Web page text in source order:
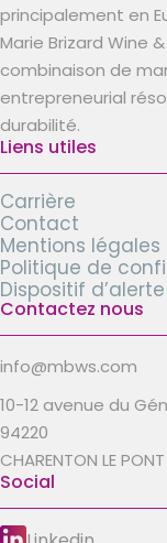
principalement en
Marie Brizard Wine
combinaison de
entrepreneurial
durabilité.
Liens utiles
Carrière
Contact
Mentions légales
Politique de
Dispositif
Contactez nous
info@mbws.com
10-12 avenue du
94220
CHARENTON LE PONT
Social